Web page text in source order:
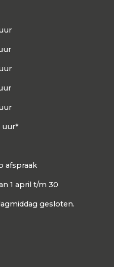
uur*
afspraak
1 april t/m 30
gesloten.